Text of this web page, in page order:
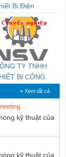
Bị Điện
Quốc Thịnh
TY TNHH
BỊ CÔNG
NIHON
VIỆT
» Xem tất cả
kỹ thuật của
kỹ thuật của